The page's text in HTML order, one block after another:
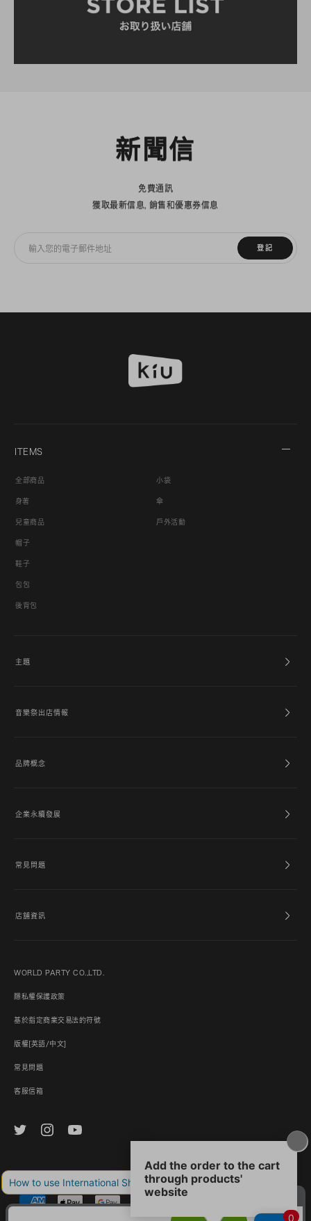
新聞信
免費通訊
獲取最新信息，銷售和優惠券信息
登記
ITEMS
全部商品
身著
兒童商品
帽子
鞋子
包包
後背包
小袋
傘
戶外活動
主題
音樂祭出店情報
品牌概念
企業永續發展
常見問題
店舖資訊
WORLD PARTY CO.,LTD.
隱私權保護政策
基於指定商業交易法的符號
版權[英語/中文]
常見問題
客服信箱